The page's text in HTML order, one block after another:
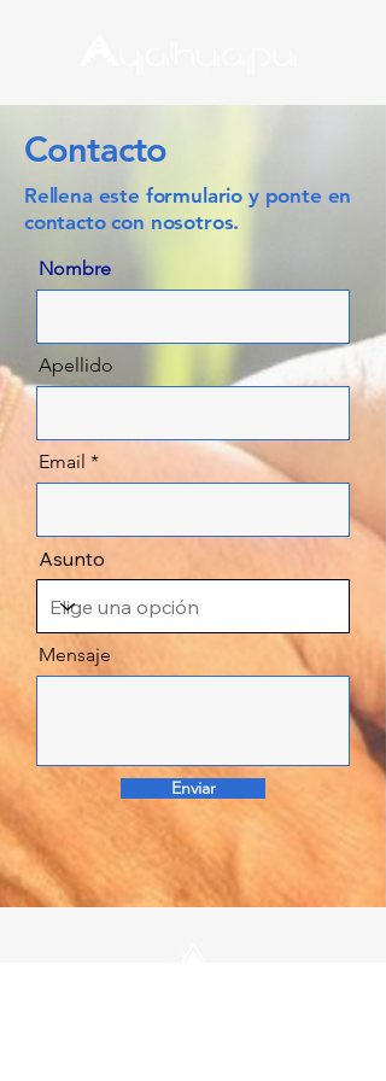
Contacto
Rellena este formulario y ponte en
contacto con nosotros.
Nombre
Apellido
Email
Asunto
Mensaje
Enviar